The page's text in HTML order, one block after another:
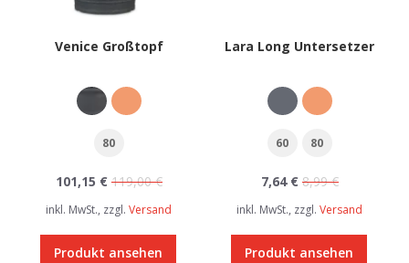
Venice Großtopf
80
101,15 € 119,00 €
inkl. MwSt., zzgl.Versand
Produkt ansehen
Lara Long Untersetzer
60 80
7,64 € 8,99 €
inkl. MwSt., zzgl.Versand
Produkt ansehen